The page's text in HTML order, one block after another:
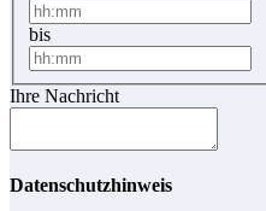
bis
Ihre Nachricht
Datenschutzhinweis